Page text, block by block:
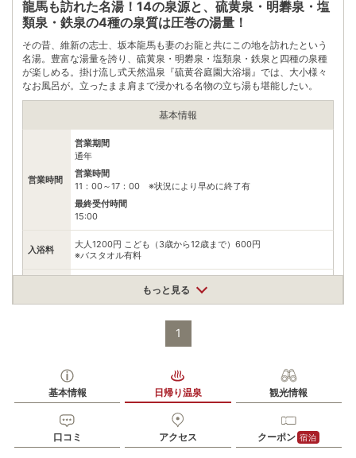
電話番号 0995782621
問合せください。
※ 料金情報は税込・税抜表記が混ざっております。正しい金額はご利用前にご
自身でお問合せください。
龍馬も訪れた名湯！14の泉源と、硫黄泉・明礬泉・塩
類泉・鉄泉の4種の泉質は圧巻の湯量！
その昔、維新の志士、坂本龍馬も妻のお龍と共にこの地を訪れたという
名湯。豊富な湯量を誇り、硫黄泉・明礬泉・塩類泉・鉄泉と四種の泉種
が楽しめる。掛け流し式天然温泉『硫黄谷庭園大浴場』では、大小様々
なお風呂が。立ったまま肩まで浸かれる名物の立ち湯も堪能したい。
基本情報
営業時間
営業期間
通年
営業時間
11：00～17：00 ※状況により早めに終了有
最終受付時間
15:00
入浴料
大人1200円 こども（3歳から12歳まで）600円
※バスタオル有料
鹿児島県霧島市牧園町高千穂3948
JR日豊本線霧島神宮駅から鹿児島交通霧島いわさきホテル行き
バスで35分、硫黄谷下車、徒歩5分
無料（100台）
もっと見る
1
基本情報 日帰り温泉 観光情報
口コミ アクセス クーポン 宿泊